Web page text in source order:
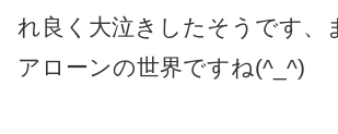
れ良く大泣きしたそうです、
アローンの世界ですね(^_^)